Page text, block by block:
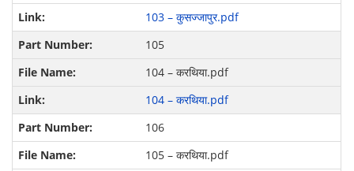
103 – कुसज्जापुर.pdf
105
104 – करथिया.pdf
104 – करथिया.pdf
106
105 – करथिया.pdf